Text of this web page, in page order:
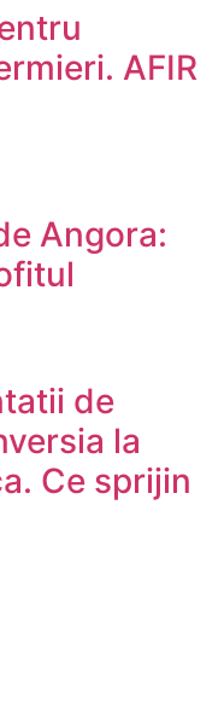
AFIR
Angora:
de
la
Ce sprijin